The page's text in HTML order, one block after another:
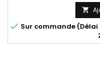

 Sur commande